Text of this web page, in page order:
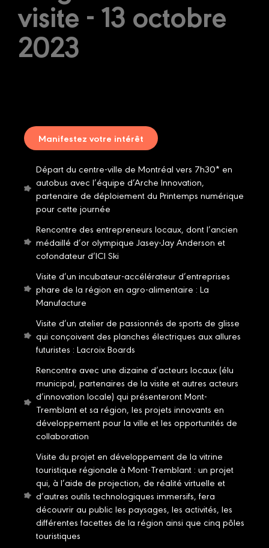
visite - 13 octobre
2023
Manifestez votre intérêt
Départ du centre-ville de Montréal vers 7h30* en
autobus avec l’équipe d’Arche Innovation,
partenaire de déploiement du Printemps numérique
pour cette journée
Rencontre des entrepreneurs locaux, dont l’ancien
médaillé d’or olympique Jasey-Jay Anderson et
cofondateur d’ICI Ski
Visite d’un incubateur-accélérateur d’entreprises
phare de la région en agro-alimentaire : La
Manufacture
Visite d’un atelier de passionnés de sports de glisse
qui conçoivent des planches électriques aux allures
futuristes : Lacroix Boards
Rencontre avec une dizaine d’acteurs locaux (élu
municipal, partenaires de la visite et autres acteurs
d’innovation locale) qui présenteront Mont-
Tremblant et sa région, les projets innovants en
développement pour la ville et les opportunités de
collaboration
Visite du projet en développement de la vitrine
touristique régionale à Mont-Tremblant : un projet
qui, à l’aide de projection, de réalité virtuelle et
d’autres outils technologiques immersifs, fera
découvrir au public les paysages, les activités, les
différentes facettes de la région ainsi que cinq pôles
touristiques